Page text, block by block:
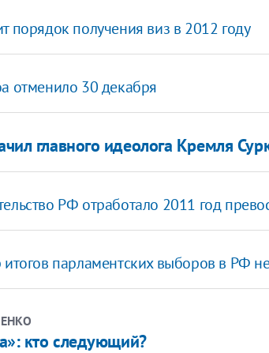
порядок получения виз в 2012 году
отменило 30 декабря
главного идеолога Кремля
РФ отработало 2011 год
итогов парламентских выборов в РФ
кто следующий?